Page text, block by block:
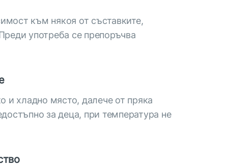
към някоя от съставките,
употреба се препоръчва
и хладно място, далече от пряка
за деца, при температура не